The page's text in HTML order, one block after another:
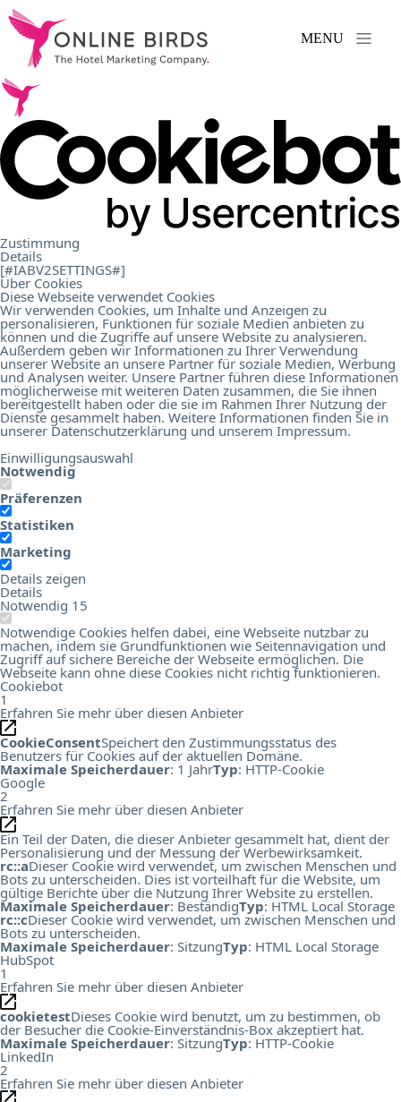
Zustimmung
Details
[#IABV2SETTINGS#]
Über Cookies
Diese Webseite verwendet Cookies
Wir verwenden Cookies, um Inhalte und Anzeigen zu
personalisieren, Funktionen für soziale Medien anbieten zu
können und die Zugriffe auf unsere Website zu analysieren.
Außerdem geben wir Informationen zu Ihrer Verwendung
unserer Website an unsere Partner für soziale Medien, Werbung
und Analysen weiter. Unsere Partner führen diese Informationen
möglicherweise mit weiteren Daten zusammen, die Sie ihnen
bereitgestellt haben oder die sie im Rahmen Ihrer Nutzung der
Dienste gesammelt haben. Weitere Informationen finden Sie in
unserer Datenschutzerklärung und unserem Impressum.
Einwilligungsauswahl
Notwendig
Präferenzen
Statistiken
Marketing
Details zeigen
Details
Notwendig 15
Notwendige Cookies helfen dabei, eine Webseite nutzbar zu
machen, indem sie Grundfunktionen wie Seitennavigation und
Zugriff auf sichere Bereiche der Webseite ermöglichen. Die
Webseite kann ohne diese Cookies nicht richtig funktionieren.
Cookiebot
1
Erfahren Sie mehr über diesen Anbieter
CookieConsentSpeichert den Zustimmungsstatus des
Benutzers für Cookies auf der aktuellen Domäne.
Maximale Speicherdauer: 1 JahrTyp: HTTP-Cookie
Google
2
Erfahren Sie mehr über diesen Anbieter
Ein Teil der Daten, die dieser Anbieter gesammelt hat, dient der
Personalisierung und der Messung der Werbewirksamkeit.
rc::aDieser Cookie wird verwendet, um zwischen Menschen und
Bots zu unterscheiden. Dies ist vorteilhaft für die Website, um
gültige Berichte über die Nutzung Ihrer Website zu erstellen.
Maximale Speicherdauer: BeständigTyp: HTML Local Storage
rc::cDieser Cookie wird verwendet, um zwischen Menschen und
Bots zu unterscheiden.
Maximale Speicherdauer: SitzungTyp: HTML Local Storage
HubSpot
1
Erfahren Sie mehr über diesen Anbieter
cookietestDieses Cookie wird benutzt, um zu bestimmen, ob
der Besucher die Cookie-Einverständnis-Box akzeptiert hat.
Maximale Speicherdauer: SitzungTyp: HTTP-Cookie
LinkedIn
2
Erfahren Sie mehr über diesen Anbieter
Services
References
Us.
Career.
Contact.
MENU